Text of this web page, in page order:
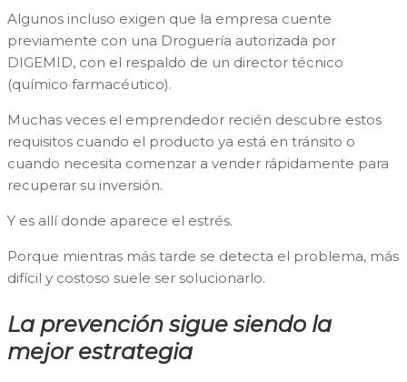
Algunos incluso exigen que la empresa cuente
previamente con una Droguería autorizada por
DIGEMID, con el respaldo de un director técnico
(químico farmacéutico).
Muchas veces el emprendedor recién descubre estos
requisitos cuando el producto ya está en tránsito o
cuando necesita comenzar a vender rápidamente para
recuperar su inversión.
Y es allí donde aparece el estrés.
Porque mientras más tarde se detecta el problema, más
difícil y costoso suele ser solucionarlo.
La prevención sigue siendo la
mejor estrategia